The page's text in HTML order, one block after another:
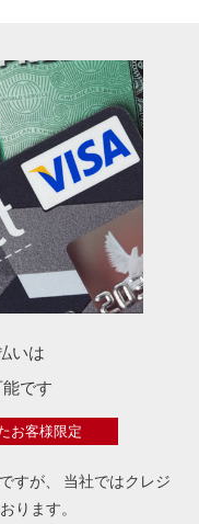
いは
です
お客様限定
すが、
当社ではクレジ
ります。